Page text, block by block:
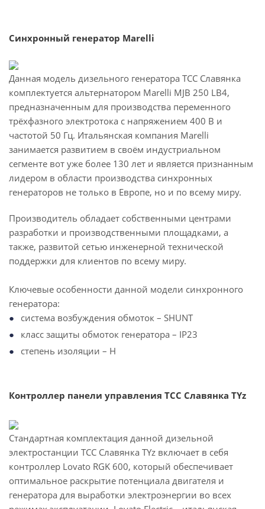
Синхронный генератор Marelli
Данная модель дизельного генератора ТСС Славянка
комплектуется альтернатором Marelli MJB 250 LB4,
предназначенным для производства переменного
трёхфазного электротока с напряжением 400 В и
частотой 50 Гц. Итальянская компания Marelli
занимается развитием в своём индустриальном
сегменте вот уже более 130 лет и является признанным
лидером в области производства синхронных
генераторов не только в Европе, но и по всему миру.
Производитель обладает собственными центрами
разработки и производственными площадками, а
также, развитой сетью инженерной технической
поддержки для клиентов по всему миру.
Ключевые особенности данной модели синхронного
генератора:
система возбуждения обмоток – SHUNT
класс защиты обмоток генератора – IP23
степень изоляции – H
Контроллер панели управления ТСС Славянка TYz
Стандартная комплектация данной дизельной
электростанции ТСС Славянка TYz включает в себя
контроллер Lovato RGK 600, который обеспечивает
оптимальное раскрытие потенциала двигателя и
генератора для выработки электроэнергии во всех